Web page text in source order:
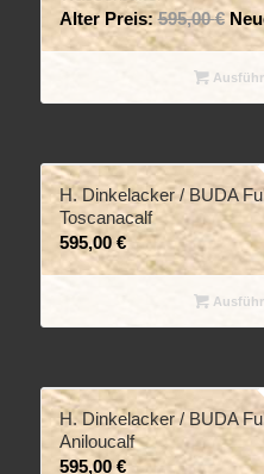
Alter Preis: 595,00€
H. Dinkelacker / BUDA
Toscanacalf
595,00 €
H. Dinkelacker / BUDA
Aniloucalf
595,00 €